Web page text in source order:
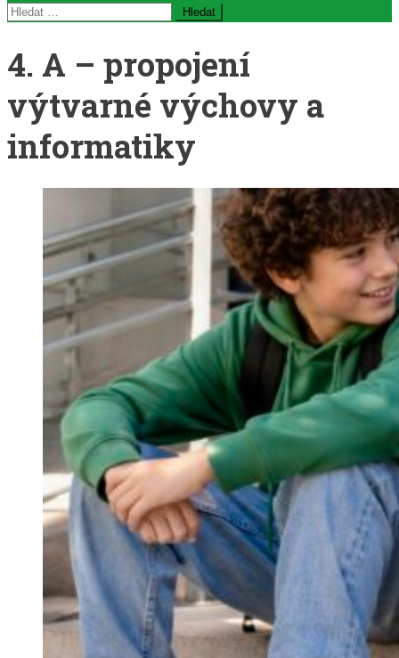
Vyhledávání
4. A – propojení
výtvarné výchovy a
informatiky